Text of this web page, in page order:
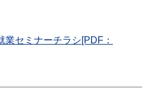
業セミナーチラシ[PDF：